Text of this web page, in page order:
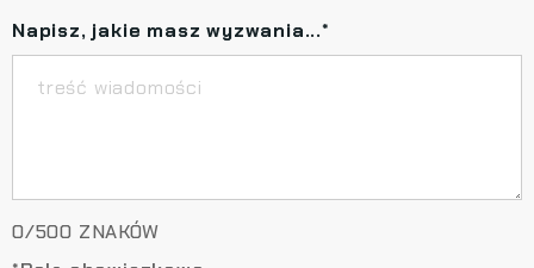
Napisz, jakie masz wyzwania...*
0/500 ZNAKÓW